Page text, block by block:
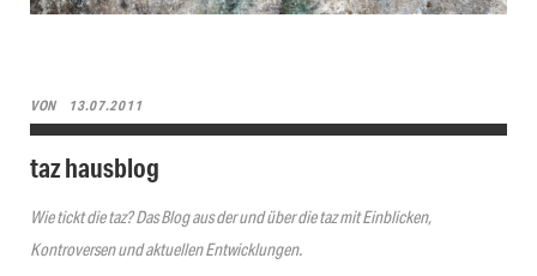
VON 13.07.2011
taz hausblog
Wie tickt die taz? Das Blog aus der und über die taz mit Einblicken,
Kontroversen und aktuellen Entwicklungen.